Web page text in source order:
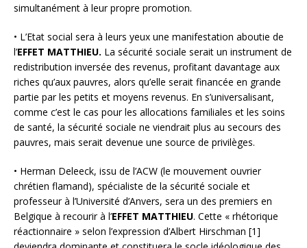
simultanément à leur propre promotion.
• L’Etat social sera à leurs yeux une manifestation aboutie de
l’EFFET MATTHIEU. La sécurité sociale serait un instrument de
redistribution inversée des revenus, profitant davantage aux
riches qu’aux pauvres, alors qu’elle serait financée en grande
partie par les petits et moyens revenus. En s’universalisant,
comme c’est le cas pour les allocations familiales et les soins
de santé, la sécurité sociale ne viendrait plus au secours des
pauvres, mais serait devenue une source de privilèges.
• Herman Deleeck, issu de l’ACW (le mouvement ouvrier
chrétien flamand), spécialiste de la sécurité sociale et
professeur à l’Université d’Anvers, sera un des premiers en
Belgique à recourir à l’EFFET MATTHIEU. Cette « rhétorique
réactionnaire » selon l’expression d’Albert Hirschman [1]